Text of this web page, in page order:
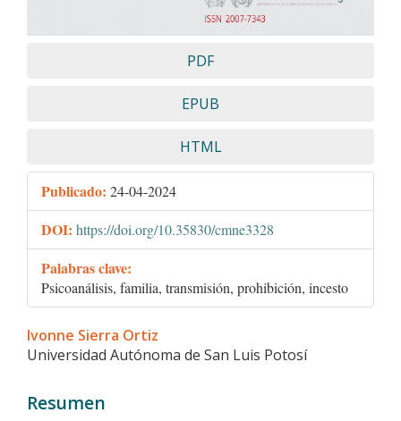
PDF
EPUB
HTML
Publicado: 24-04-2024
DOI: https://doi.org/10.35830/cmne3328
Palabras clave:
Psicoanálisis, familia, transmisión, prohibición, incesto
Contenido
principal
Ivonne Sierra Ortiz
Universidad Autónoma de San Luis Potosí
Resumen